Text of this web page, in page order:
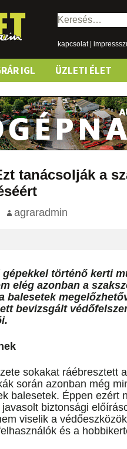
Keresés:
kapcsolat|
IGL ÜZLETI ÉLET
tanácsolják a
agraradmin
történő kerti
elég azonban a
balesetek
bevizsgált
sokakat ráébresztett
során azonban még
balesetek. Éppen ezért
biztonsági
viselik a
és a